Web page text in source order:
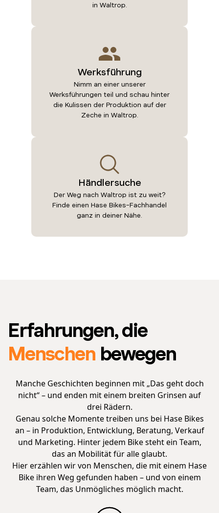
in Waltrop.
Werksführung
Nimm an einer unserer
Werksführungen teil und schau hinter
die Kulissen der Produktion auf der
Zeche in Waltrop.
Händlersuche
Der Weg nach Waltrop ist zu weit?
Finde einen Hase Bikes-Fachhandel
ganz in deiner Nähe.
Erfahrungen, die
Menschen bewegen
Manche Geschichten beginnen mit „Das geht doch
nicht“ – und enden mit einem breiten Grinsen auf
drei Rädern.
Genau solche Momente treiben uns bei Hase Bikes
an – in Produktion, Entwicklung, Beratung, Verkauf
und Marketing. Hinter jedem Bike steht ein Team,
das an Mobilität für alle glaubt.
Hier erzählen wir von Menschen, die mit einem Hase
Bike ihren Weg gefunden haben – und von einem
Team, das Unmögliches möglich macht.